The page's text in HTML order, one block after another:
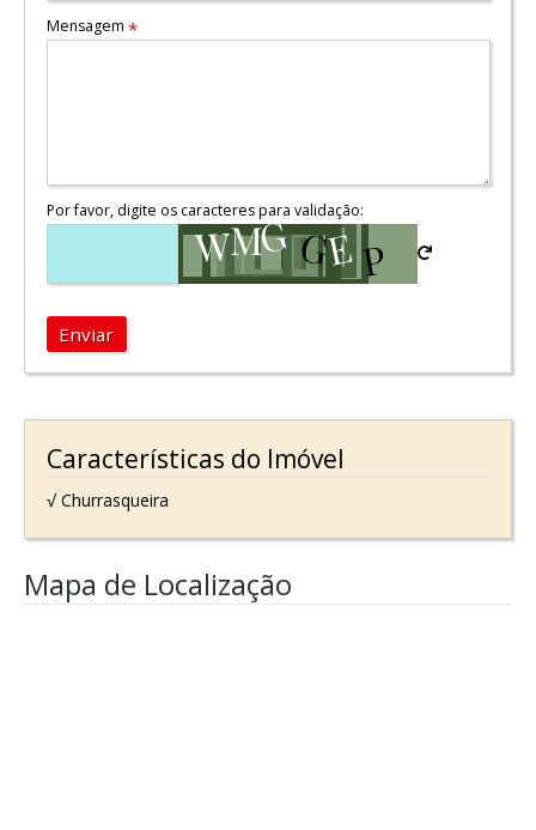
Mensagem *
Por favor, digite os caracteres para validação:
Enviar
Características do Imóvel
√ Churrasqueira
Mapa de Localização